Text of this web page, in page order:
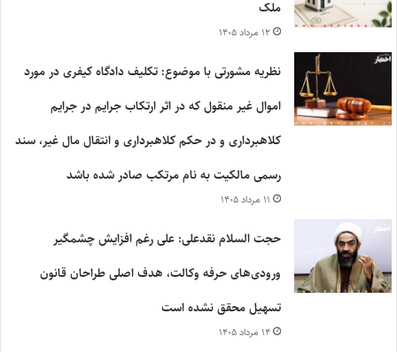
ملک
۱۲ مرداد ۱۴۰۵
نظریه مشورتی با موضوع: تکلیف دادگاه کیفری در مورد
اموال غیر منقول که در اثر ارتکاب جرایم در جرایم
کلاهبرداری و در حکم کلاهبرداری و انتقال مال غیر، سند
رسمی مالکیت به نام مرتکب صادر شده باشد
۱۱ مرداد ۱۴۰۵
حجت السلام نقدعلی: علی رغم افزایش چشمگیر
ورودی‌های حرفه وکالت، هدف اصلی طراحان قانون
تسهیل محقق نشده است
۱۴ مرداد ۱۴۰۵